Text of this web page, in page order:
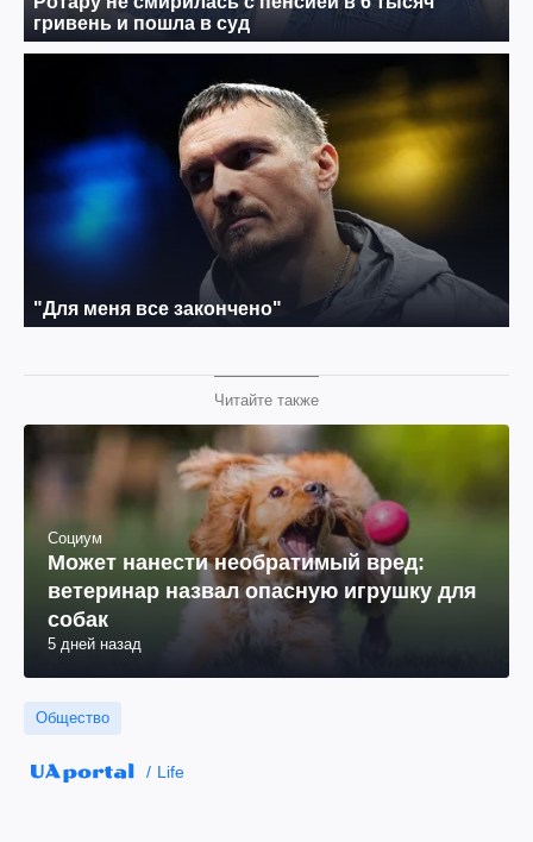
Читайте также
Социум
Может нанести необратимый вред:
ветеринар назвал опасную игрушку для
собак
5 дней назад
Общество
Life